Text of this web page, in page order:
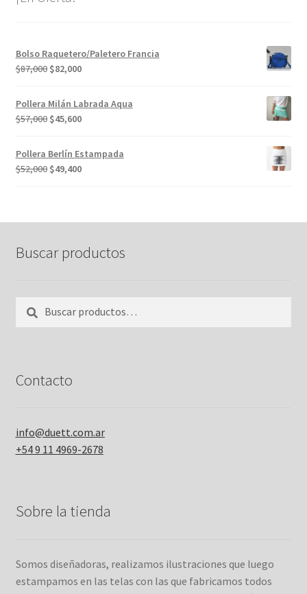
Bolso Raquetero/Paletero Francia
$87,000 El
original
era:
$87,000.
$82,000El
actual
es:
Pollera Milán Labrada Aqua
$57,000 El
original
era:
$57,000.
$45,600El
actual
es:
Pollera Berlín Estampada
$52,000 El
$49,400El
Buscar productos
por:
Contacto
info@duett.com.ar
+54 9 11 4969-2678
Sobre la tienda
Somos diseñadoras, realizamos ilustraciones que luego
estampamos en las telas con las que fabricamos todos